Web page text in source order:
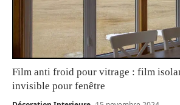
Film anti froid pour vitrage : film
invisible pour fenêtre